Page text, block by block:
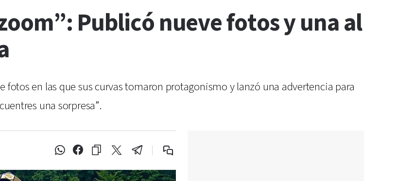
Publicó nueve fotos y una al
fotos en las que sus curvas tomaron protagonismo y lanzó una advertencia para
una sorpresa”.